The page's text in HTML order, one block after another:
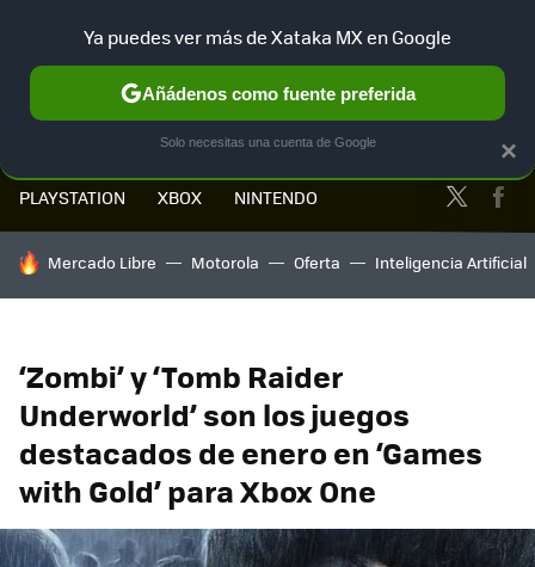
PLAYSTATION XBOX NINTENDO Twitter
HOY SE HABLA DE
Mercado Libre Motorola Oferta Inteligencia Artificial
‘Zombi’ y ‘Tomb Raider
Underworld’ son los juegos
destacados de enero en ‘Games
with Gold’ para Xbox One
×
Ya puedes ver más de Xataka MX en Google
Añádenos como fuente preferida
Solo necesitas una cuenta de Google